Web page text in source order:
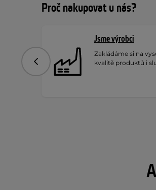
Proč nakupovat u nás?
Jsme výrobci
Zakládáme si na
kvalitě produktů i
Předchozí